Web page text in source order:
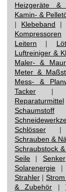
Heizgeräte &
Kamin- &
| Klebeband |
Kompressoren
Leitern |
Luftreiniger &
Maler- &
Meter &
Mess- &
Tacker |
Reparaturmittel
Schaumstoff
Schlösser
Schrauben &
Schraubstock
Seile | Senker
Solarenergie
Strahler |
& Zubehör |